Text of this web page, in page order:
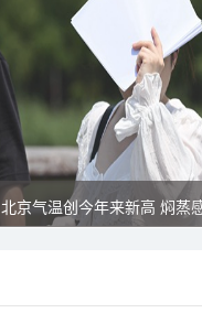
北京气温创今年来新高 焖蒸